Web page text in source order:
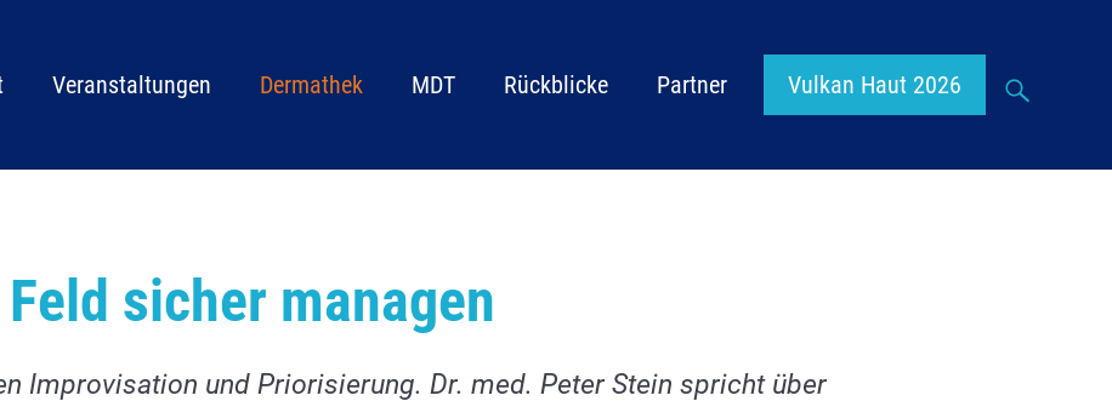
überspringen
Veranstaltungen Dermathek MDT Rückblicke Partner Vulkan Haut 2026
sicher managen
Improvisation und Priorisierung. Dr. med. Peter Stein spricht über